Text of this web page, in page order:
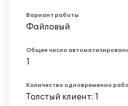
Вариант работы
Файловый
Общее число
1
Количество одновременно
Толстый клиент: 1